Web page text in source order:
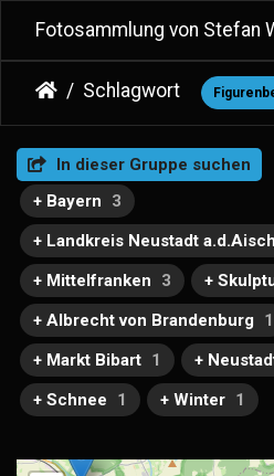
Fotosammlung von Stefan
Schlagwort
In dieser Gruppe suchen
+ Bayern
3
+ Landkreis Neustadt
+ Mittelfranken
3 +
+ Albrecht von Brandenburg
1
+ Markt Bibart 1 +
+ Schnee
1 + Winter 1